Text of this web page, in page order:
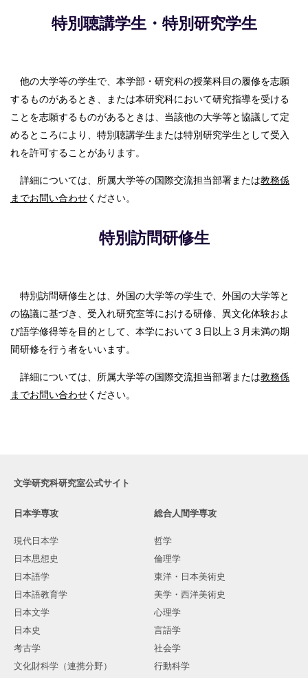
特別聴講学生・特別研究学生
他の大学等の学生で、本学部・研究科の授業科目の履修を志願
するものがあるとき、または本研究科において研究指導を受ける
ことを志願するものがあるときは、当該他の大学等と協議して定
めるところにより、特別聴講学生または特別研究学生として受入
れを許可することがあります。
詳細については、所属大学等の国際交流担当部署または教務係
までお問い合わせください。
特別訪問研修生
特別訪問研修生とは、外国の大学等の学生で、外国の大学等と
の協議に基づき、受入れ研究室等における研修、異文化体験およ
び語学修得等を目的として、本学において３日以上３月未満の期
間研修を行う者をいいます。
詳細については、所属大学等の国際交流担当部署または教務係
までお問い合わせください。
文学研究科研究室公式サイト
日本学専攻
現代日本学
日本思想史
日本語学
日本語教育学
日本文学
日本史
考古学
文化財科学（連携分野）
総合人間学専攻
哲学
倫理学
東洋・日本美術史
美学・西洋美術史
心理学
言語学
社会学
行動科学